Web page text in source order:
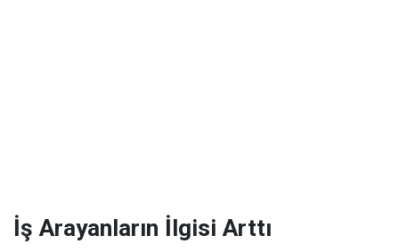
İş Arayanların İlgisi Arttı